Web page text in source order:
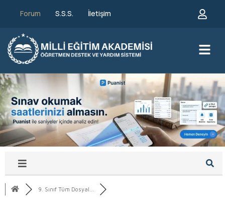
Forum S.S.S. İletişim
9. Sınıf Tüm Dosyal...